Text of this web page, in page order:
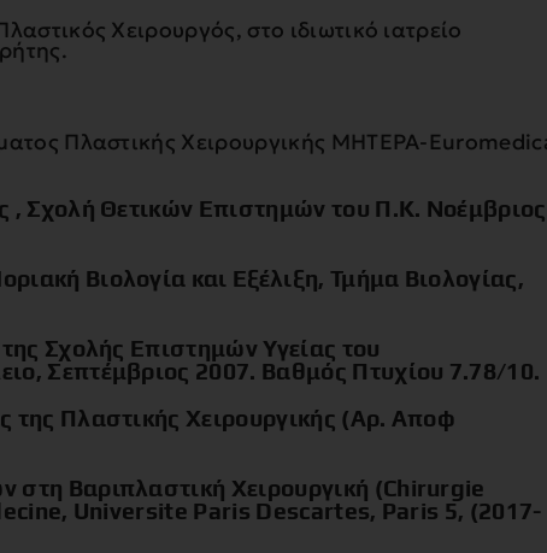
Χειρουργός, στο ιδιωτικό ιατρείο
Πλαστικής Χειρουργικής ΜΗΤΕΡΑ-
, Σχολή Θετικών Επιστημών του Π.Κ. Νοέμβριος
Βιολογία και Εξέλιξη, Τμήμα Βιολογίας,
Σχολής Επιστημών Υγείας του
Σεπτέμβριος 2007. Βαθμός Πτυχίου 7.78/10.
της Πλαστικής Χειρουργικής (Αρ. Αποφ
στη Βαριπλαστική Χειρουργική (Chirurgie
Universite Paris Descartes, Paris 5, (2017-